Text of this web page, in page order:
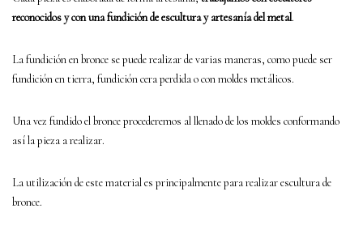
reconocidos y con una fundición de escultura y artesanía del metal.
La fundición en bronce se puede realizar de varias maneras, como puede ser
fundición en tierra, fundición cera perdida o con moldes metálicos.
Una vez fundido el bronce procederemos al llenado de los moldes conformando
así la pieza a realizar.
La utilización de este material es principalmente para realizar escultura de
bronce.